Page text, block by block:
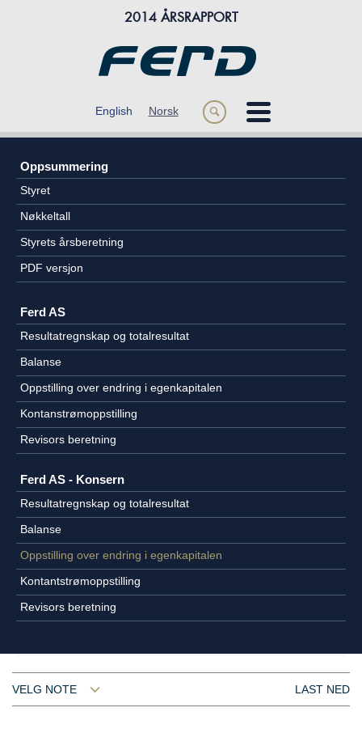
2014 ÅRSRAPPORT
English Norsk s m
FINANSIELL INFORMASJON
Oppsummering
Styret
Nøkkeltall
Styrets årsberetning
PDF versjon
Ferd AS
Resultatregnskap og totalresultat
Balanse
Oppstilling over endring i egenkapitalen
Kontanstrømoppstilling
Revisors beretning
Ferd AS - Konsern
Resultatregnskap og totalresultat
Balanse
Oppstilling over endring i egenkapitalen
Kontantstrømoppstilling
Revisors beretning
VELG NOTE LAST NED